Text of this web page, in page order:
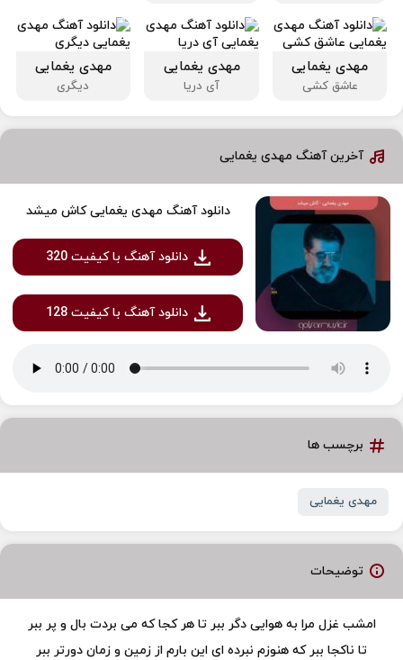
مهدی یغمایی
عاشق کشی
مهدی یغمایی
آی دریا
مهدی یغمایی
دیگری
آخرین آهنگ مهدی یغمایی
دانلود آهنگ مهدی یغمایی کاش میشد
دانلود آهنگ با کیفیت 320
دانلود آهنگ با کیفیت 128
برچسب ها
مهدی یغمایی
توضیحات
امشب غزل مرا به هوایی دگر ببر تا هر کجا که می بردت بال و پر ببر
تا ناکجا ببر که هنوزم نبرده ای این بارم از زمین و زمان دورتر ببر